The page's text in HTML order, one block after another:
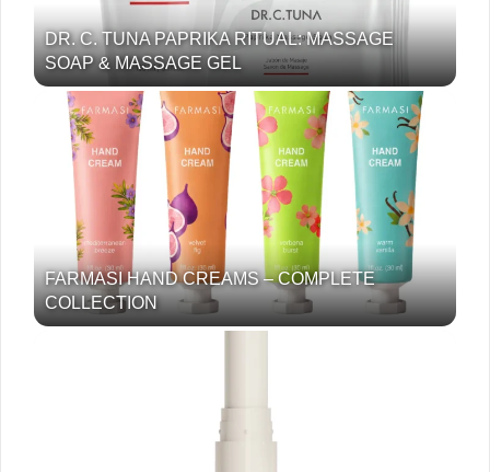
DR. C. TUNA PAPRIKA RITUAL: MASSAGE
SOAP & MASSAGE GEL
FARMASI HAND CREAMS – COMPLETE
COLLECTION